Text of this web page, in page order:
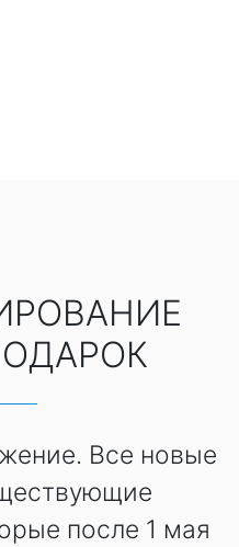
Все новые
после 1 мая